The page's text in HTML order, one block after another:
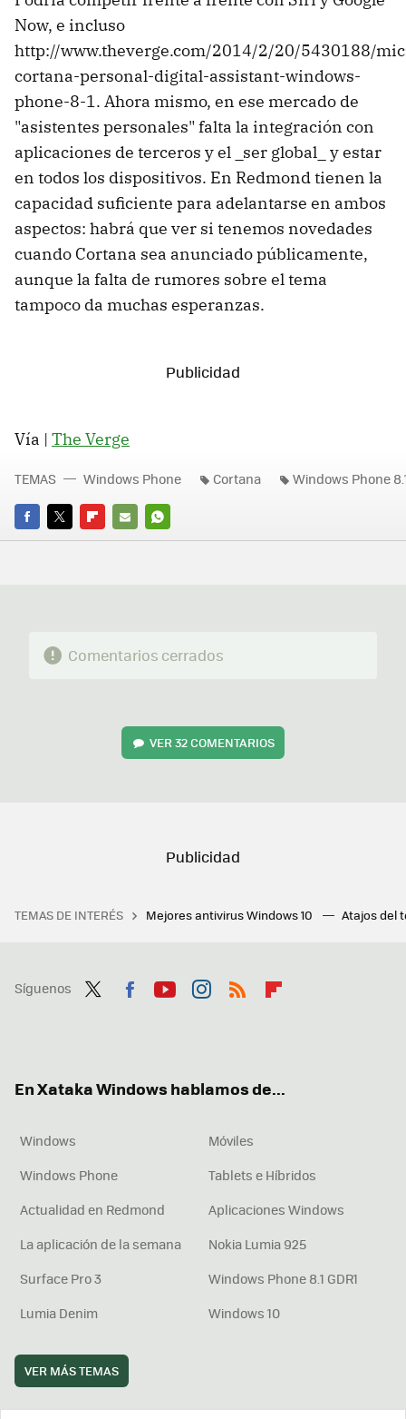
Now, e incluso
http://www.theverge.com/2014/2/20/5430188/
cortana-personal-digital-assistant-windows-
phone-8-1. Ahora mismo, en ese mercado de
"asistentes personales" falta la integración con
aplicaciones de terceros y el _ser global_ y estar
en todos los dispositivos. En Redmond tienen la
capacidad suficiente para adelantarse en ambos
aspectos: habrá que ver si tenemos novedades
cuando Cortana sea anunciado públicamente,
aunque la falta de rumores sobre el tema
tampoco da muchas esperanzas.
Vía | The Verge
FACEBOOK
TWITTERFLIPBOARD
E-
WHATSAPP
TEMAS Windows Phone Cortana Windows Phone
Comentarios cerrados
VER32 COMENTARIOS
TEMAS DE INTERÉS Mejores antivirus Windows 10 Atajos del
Síguenos
En Xataka Windows hablamos de...
Windows
Móviles
Windows Phone
Tablets e Híbridos
Actualidad en Redmond
Aplicaciones Windows
La aplicación de la semana
Nokia Lumia 925
Surface Pro 3
Windows Phone 8.1 GDR1
Lumia Denim
Windows 10
VER MÁS TEMAS